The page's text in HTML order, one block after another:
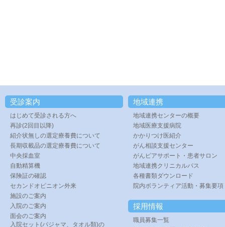
受診案内
はじめて受診される方へ
再診(2回目以降)
紹介状無しの選定療養費について
長期収載品の選定療養費について
中央採血室
自動精算機
保険証の確認
セカンドオピニオン外来
施設のご案内
入院のご案内
面会のご案内
入院セット(パジャマ、タオル類)の
地域連携
地域連携センターの概要
地域医療支援病院
かかりつけ医紹介
がん相談支援センター
がんピアサポート・患者サロン
地域連携クリニカルパス
各種書類ダウンロード
院内ボランティア活動・募集要項
採用情報
職員募集一覧